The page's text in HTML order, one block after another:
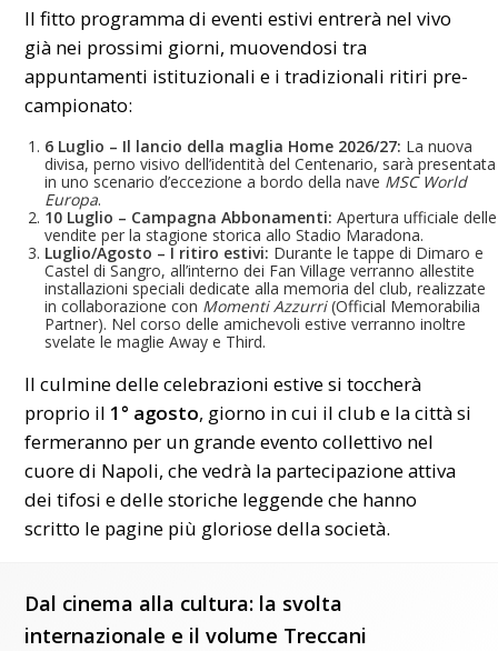
Il fitto programma di eventi estivi entrerà nel vivo
già nei prossimi giorni, muovendosi tra
appuntamenti istituzionali e i tradizionali ritiri pre-
campionato:
6 Luglio – Il lancio della maglia Home 2026/27: La nuova
divisa, perno visivo dell’identità del Centenario, sarà presentata
in uno scenario d’eccezione a bordo della nave MSC World
Europa.
10 Luglio – Campagna Abbonamenti: Apertura ufficiale delle
vendite per la stagione storica allo Stadio Maradona.
Luglio/Agosto – I ritiro estivi: Durante le tappe di Dimaro e
Castel di Sangro, all’interno dei Fan Village verranno allestite
installazioni speciali dedicate alla memoria del club, realizzate
in collaborazione con Momenti Azzurri(Official Memorabilia
Partner). Nel corso delle amichevoli estive verranno inoltre
svelate le maglie Away e Third.
Il culmine delle celebrazioni estive si toccherà
proprio il 1° agosto, giorno in cui il club e la città si
fermeranno per un grande evento collettivo nel
cuore di Napoli, che vedrà la partecipazione attiva
dei tifosi e delle storiche leggende che hanno
scritto le pagine più gloriose della società.
Dal cinema alla cultura: la svolta
internazionale e il volume Treccani